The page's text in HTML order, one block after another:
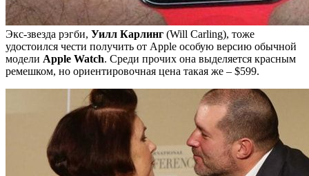
Экс-звезда рэгби, Уилл Карлинг (Will Carling), тоже
удостоился чести получить от Apple особую версию обычной
модели Apple Watch. Среди прочих она выделяется красным
ремешком, но ориентировочная цена такая же – $599.